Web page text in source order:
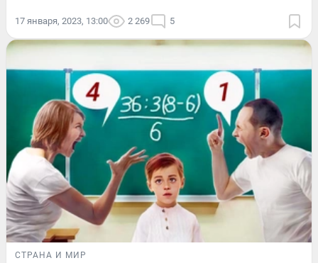
17 января, 2023, 13:00 2 269 5
СТРАНА И МИР